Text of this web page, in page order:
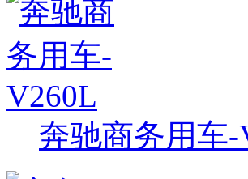
奔驰商务用车-